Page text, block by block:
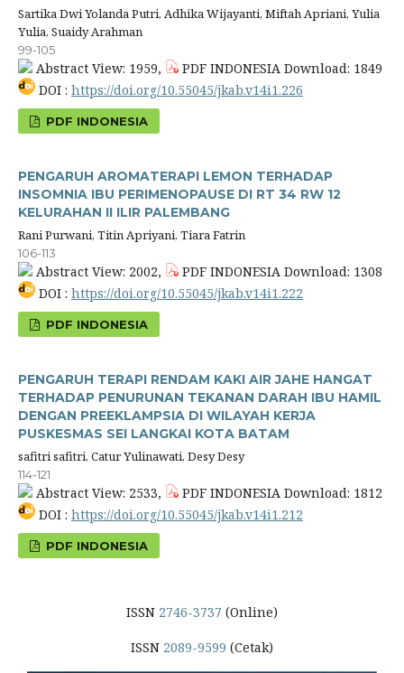
Sartika Dwi Yolanda Putri, Adhika Wijayanti, Miftah Apriani, Yulia
Yulia, Suaidy Arahman
99-105
Abstract View: 1959,
PDF INDONESIA Download: 1849
DOI : https://doi.org/10.55045/jkab.v14i1.226
PDF INDONESIA
PENGARUH AROMATERAPI LEMON TERHADAP
INSOMNIA IBU PERIMENOPAUSE DI RT 34 RW 12
KELURAHAN II ILIR PALEMBANG
Rani Purwani, Titin Apriyani, Tiara Fatrin
106-113
Abstract View: 2002,
PDF INDONESIA Download: 1308
DOI : https://doi.org/10.55045/jkab.v14i1.222
PDF INDONESIA
PENGARUH TERAPI RENDAM KAKI AIR JAHE HANGAT
TERHADAP PENURUNAN TEKANAN DARAH IBU HAMIL
DENGAN PREEKLAMPSIA DI WILAYAH KERJA
PUSKESMAS SEI LANGKAI KOTA BATAM
safitri safitri, Catur Yulinawati, Desy Desy
114-121
Abstract View: 2533,
PDF INDONESIA Download: 1812
DOI : https://doi.org/10.55045/jkab.v14i1.212
PDF INDONESIA
ISSN 2746-3737 (Online)
ISSN 2089-9599 (Cetak)